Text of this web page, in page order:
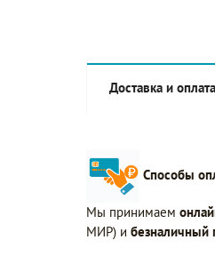
Доставка и оплата
Способы
Мы принимаем
МИР) и безналичный